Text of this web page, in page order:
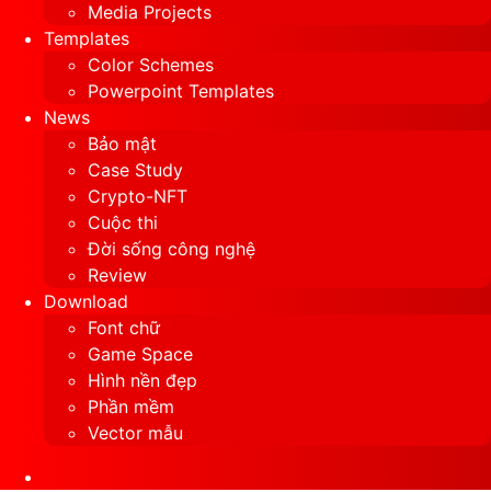
Media Projects
Templates
Color Schemes
Powerpoint Templates
News
Bảo mật
Case Study
Crypto-NFT
Cuộc thi
Đời sống công nghệ
Review
Download
Font chữ
Game Space
Hình nền đẹp
Phần mềm
Vector mẫu